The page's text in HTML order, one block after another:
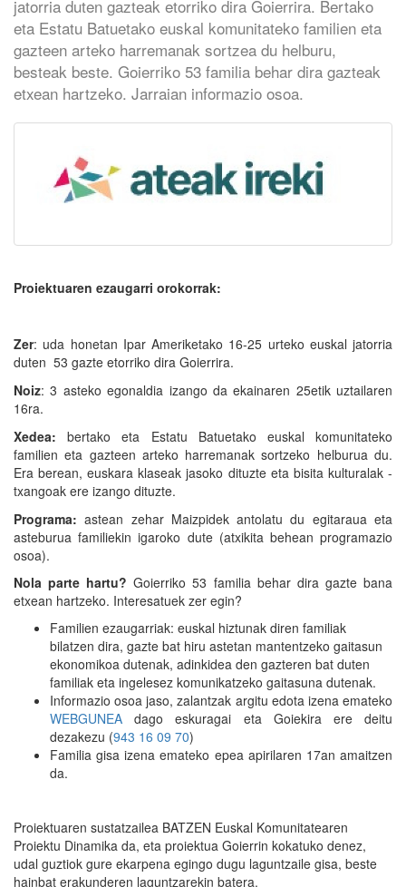
jatorria duten gazteak etorriko dira Goierrira. Bertako
eta Estatu Batuetako euskal komunitateko familien eta
gazteen arteko harremanak sortzea du helburu,
besteak beste. Goierriko 53 familia behar dira gazteak
etxean hartzeko. Jarraian informazio osoa.
Proiektuaren ezaugarri orokorrak:
Zer: uda honetan Ipar Ameriketako 16-25 urteko euskal jatorria
duten 53 gazte etorriko dira Goierrira.
Noiz: 3 asteko egonaldia izango da ekainaren 25etik uztailaren
16ra.
Xedea:bertako eta Estatu Batuetako euskal komunitateko
familien eta gazteen arteko harremanak sortzeko helburua du.
Era berean, euskara klaseak jasoko dituzte eta bisita kulturalak -
txangoak ere izango dituzte.
Programa: astean zehar Maizpidek antolatu du egitaraua eta
asteburua familiekin igaroko dute (atxikita behean programazio
osoa).
Nola parte hartu? Goierriko 53 familia behar dira gazte bana
etxean hartzeko. Interesatuek zer egin?
Familien ezaugarriak: euskal hiztunak diren familiak
bilatzen dira, gazte bat hiru astetan mantentzeko gaitasun
ekonomikoa dutenak, adinkidea den gazteren bat duten
familiak eta ingelesez komunikatzeko gaitasuna dutenak.
Informazio osoa jaso, zalantzak argitu edota izena emateko
WEBGUNEA dago eskuragai eta Goiekira ere deitu
dezakezu (943 16 09 70)
Familia gisa izena emateko epea apirilaren 17an amaitzen
da.
Proiektuaren sustatzailea BATZEN Euskal Komunitatearen
Proiektu Dinamika da, eta proiektua Goierrin kokatuko denez,
udal guztiok gure ekarpena egingo dugu laguntzaile gisa, beste
hainbat erakunderen laguntzarekin batera.